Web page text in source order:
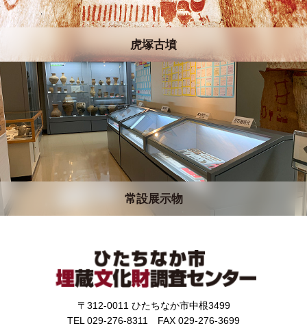
虎塚古墳
常設展示物
〒312-0011 ひたちなか市中根3499
TEL 029-276-8311 FAX 029-276-3699